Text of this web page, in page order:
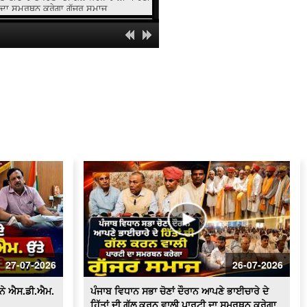
ਦਾ ਸਮਰਥਨ ਕਰੇਗਾ ਗੁੱਜਰ ਸਮਾਜ
ਸ਼ਾਮਿਲ
ਬੀਕੇਯੂ ਏਕਤਾ ਸਿੱਧੂਪੁਰ ਵਲੋਂ ਕਾਲਾਝਾੜ ਟੋਲ
ਪਲਾਜ਼ਾ ਕੀਤਾ ਗਿਆ ਮੁਫ਼ਤ
ਟੋਲ ਮੁਕਤ ਕਰਾਕੇ ਕਿਸਾਨਾਂ ਵਲੋਂ ਭਾਗੂ ਮਾਜਰਾ ਤੇ
ਬਜਹੇੜੀ ਟੋਲ ਪਲਾਜ਼ੇ 'ਤੇ ਧਰਨਾ
ਆਰ.ਟੀ.ਓ. ਦਫ਼ਤਰ ਫ਼ਿਰੋਜ਼ਪੁਰ ਚ ਪਿਛਲੇ 2
27-07-2026
ਐਸ.ਡੀ.ਐਮ.
26-07-2026
ਪੰਜਾਬ ਵਿਧਾਨ ਸਭਾ ਚੋਣਾਂ ਦੌਰਾਨ ਆਪਣੇ ਭਾਈਚਾਰੇ ਦੇ